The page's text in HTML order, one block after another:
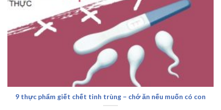
9 thực phẩm giết chết tinh trùng – chớ ăn nếu muốn có con